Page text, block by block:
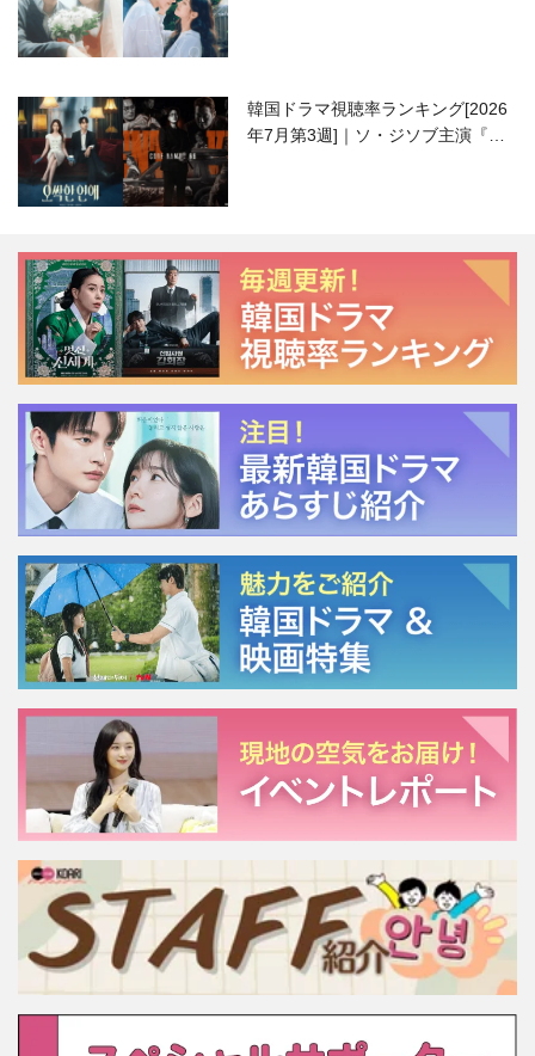
韓国ドラマ視聴率ランキング[2026
年7月第3週]｜ソ・ジソブ主演『エ